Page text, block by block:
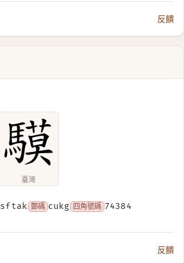
反饋
臺灣
sftak 鄭碼 cukg 四角號碼 74384
反饋